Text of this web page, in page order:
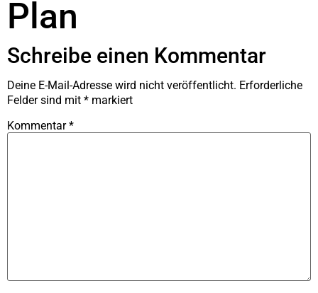
Plan
Schreibe einen Kommentar
Deine E-Mail-Adresse wird nicht veröffentlicht. Erforderliche
Felder sind mit * markiert
Kommentar*